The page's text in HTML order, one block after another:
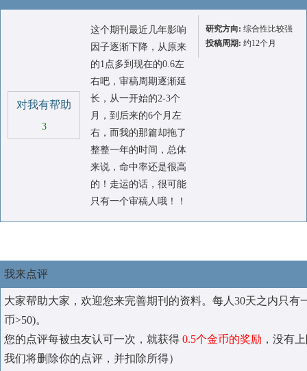
对我有帮助
3
这个期刊最近几年影响
因子逐渐下降，从原来
的1点多到现在的0.6左
右吧，审稿周期逐渐延
长，从一开始的2-3个
月，到后来的6个月左
右，而我的那篇却拖了
整整一年的时间，总体
来说，命中率还是很高
的！走运的话，很可能
只有一个审稿人哦！！
研究方向: 综合性比较强
投稿周期: 约12个月
我来点评
大家帮助大家，欢迎您来完善期刊的资料。每人30天之内只有
币>50)。
您的点评每被虫友认可一次，就获得 0.5个金币的奖励 ，没有
我们将删除你的点评，并扣除所得）